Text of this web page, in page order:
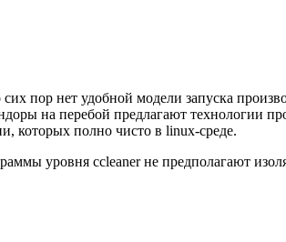
пор нет удобной модели запуска
на перебой предлагают технологии
которых полно чисто в linux-среде.
уровня ccleaner не предполагают